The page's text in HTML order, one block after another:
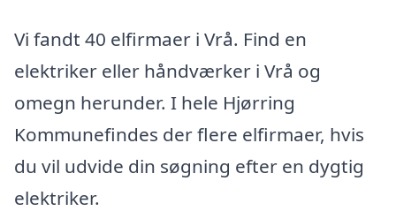
Vi fandt 40 elfirmaer i Vrå. Find en
elektriker eller håndværker i Vrå og
omegn herunder. I hele Hjørring
Kommunefindes der flere elfirmaer, hvis
du vil udvide din søgning efter en dygtig
elektriker.